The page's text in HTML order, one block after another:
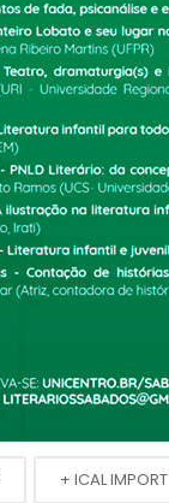
+ ICAL IMPORT